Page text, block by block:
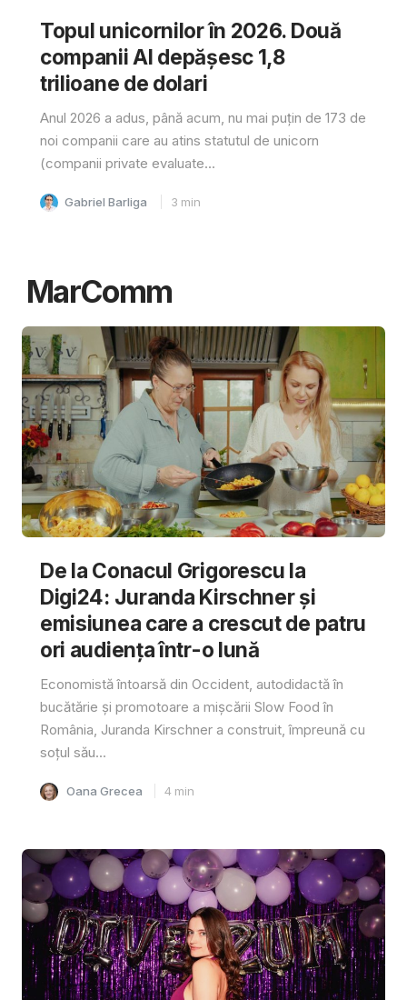
Topul unicornilor în 2026. Două
companii AI depășesc 1,8
trilioane de dolari
Anul 2026 a adus, până acum, nu mai puțin de 173 de
noi companii care au atins statutul de unicorn
(companii private evaluate...
Gabriel Barliga 3 min
MarComm
De la Conacul Grigorescu la
Digi24: Juranda Kirschner și
emisiunea care a crescut de patru
ori audiența într-o lună
Economistă întoarsă din Occident, autodidactă în
bucătărie și promotoare a mișcării Slow Food în
România, Juranda Kirschner a construit, împreună cu
soțul său...
Oana Grecea 4 min